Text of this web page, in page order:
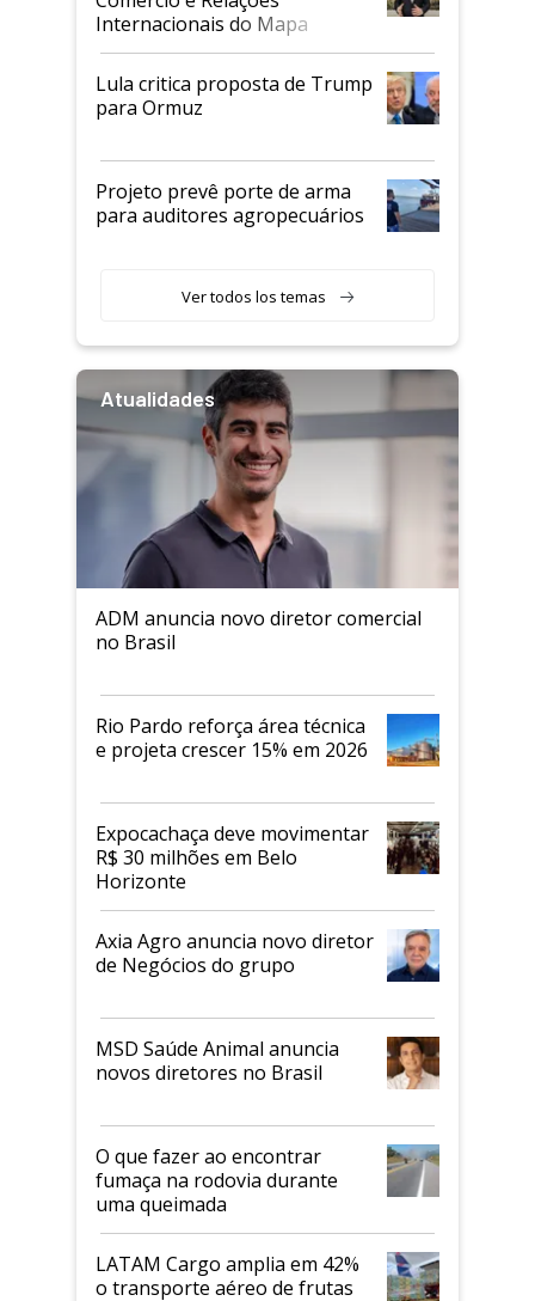
Internacionais do Mapa
Lula critica proposta de Trump
para Ormuz
Projeto prevê porte de arma
para auditores agropecuários
Ver todos los temas
Atualidades
ADM anuncia novo diretor comercial
no Brasil
Rio Pardo reforça área técnica
e projeta crescer 15% em 2026
Expocachaça deve movimentar
R$ 30 milhões em Belo
Horizonte
Axia Agro anuncia novo diretor
de Negócios do grupo
MSD Saúde Animal anuncia
novos diretores no Brasil
O que fazer ao encontrar
fumaça na rodovia durante
uma queimada
LATAM Cargo amplia em 42%
o transporte aéreo de frutas